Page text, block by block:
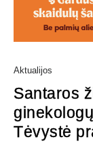
Aktualijos
Santaros
Tėvystė